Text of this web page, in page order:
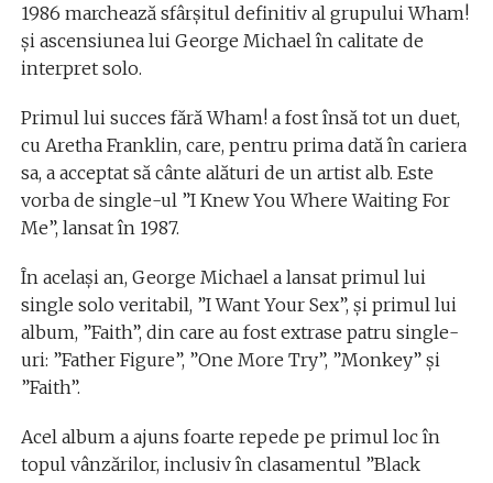
1986 marchează sfârşitul definitiv al grupului Wham!
şi ascensiunea lui George Michael în calitate de
interpret solo.
Primul lui succes fără Wham! a fost însă tot un duet,
cu Aretha Franklin, care, pentru prima dată în cariera
sa, a acceptat să cânte alături de un artist alb. Este
vorba de single-ul ”I Knew You Where Waiting For
Me”, lansat în 1987.
În acelaşi an, George Michael a lansat primul lui
single solo veritabil, ”I Want Your Sex”, şi primul lui
album, ”Faith”, din care au fost extrase patru single-
uri: ”Father Figure”, ”One More Try”, ”Monkey” şi
”Faith”.
Acel album a ajuns foarte repede pe primul loc în
topul vânzărilor, inclusiv în clasamentul ”Black